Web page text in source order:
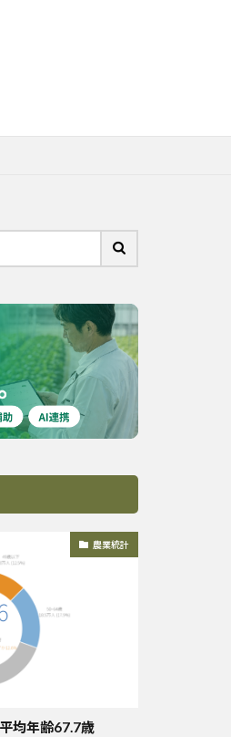
ガイド
農業統計
均年齢67.7歳